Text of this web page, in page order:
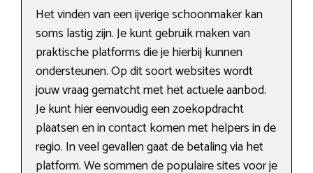
Het vinden van een ijverige schoonmaker kan
soms lastig zijn. Je kunt gebruik maken van
praktische platforms die je hierbij kunnen
ondersteunen. Op dit soort websites wordt
jouw vraag gematcht met het actuele aanbod.
Je kunt hier eenvoudig een zoekopdracht
plaatsen en in contact komen met helpers in de
regio. In veel gevallen gaat de betaling via het
platform. We sommen de populaire sites voor je